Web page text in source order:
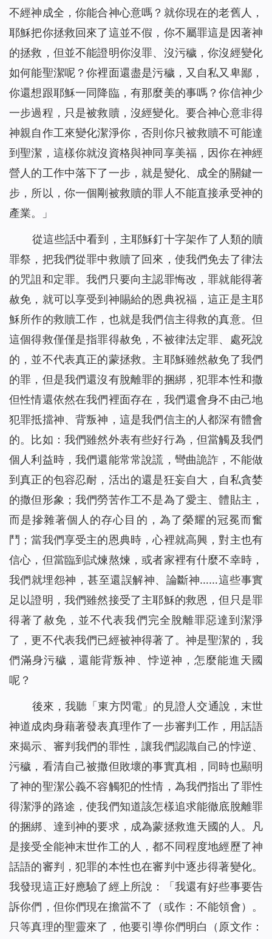
不經神成全，你能合神心意嗎？就你現在的老舊人，
耶穌把你拯救回來了這並不假，你不屬罪這是因著神
的拯救，但並不能證明你沒罪、沒污穢，你沒經變化
如何能聖潔呢？你裡面還盡是污穢，又自私又卑鄙，
你還想跟耶穌一同降臨，有那麼美的事嗎？你信神少
一步過程，只是被救贖，沒經變化。要合神心意非得
神親自作工來變化潔淨你，否則你只被救贖不可能達
到聖潔，這樣你就沒資格與神同享美福，因你在神經
營人的工作中落下了一步，就是變化、成全的關鍵一
步，所以，你一個剛被救贖的罪人不能直接承受神的
產業。
」
從這些話中看到，主耶穌釘十字架作了人類的贖
罪祭，把我們從罪中救贖了回來，使我們免去了律法
的咒詛和定罪。我們只要向主認罪悔改，罪就能得著
赦免，就可以享受到神賜給的恩典祝福，這正是主耶
穌所作的救贖工作，也就是我們信主得救的真意。但
這個得救僅僅是指罪得赦免，不被律法定罪、處死說
的，並不代表真正的蒙拯救。主耶穌雖然赦免了我們
的罪，但是我們還沒有脫離罪的捆綁，犯罪本性和撒
但性情還依然在我們裡面存在，我們還會身不由己地
犯罪抵擋神、背叛神，這是我們信主的人都深有體會
的。比如：我們雖然外表有些好行為，但當觸及我們
個人利益時，我們還能常常說謊，彎曲詭詐，不能做
到真正的包容忍耐，活出的還是狂妄自大，自私貪婪
的撒但形象；我們勞苦作工不是為了愛主、體貼主，
而是摻雜著個人的存心目的，為了榮耀的冠冕而奮
鬥；當我們享受主的恩典時，心裡就高興，對主也有
信心，但當臨到試煉熬煉，或者家裡有什麼不幸時，
我們就埋怨神，甚至還誤解神、論斷神……這些事實
足以證明，我們雖然接受了主耶穌的救恩，但只是罪
得著了赦免，並不代表我們完全脫離罪惡達到潔淨
了，更不代表我們已經被神得著了。神是聖潔的，我
們滿身污穢，還能背叛神、悖逆神，怎麼能進天國
呢？
後來，我聽「東方閃電」的見證人交通說，末世
神道成肉身藉著發表真理作了一步審判工作，用話語
來揭示、審判我們的罪性，讓我們認識自己的悖逆、
污穢，看清自己被撒但敗壞的事實真相，同時也顯明
了神的聖潔公義不容觸犯的性情，為我們指出了罪性
得潔淨的路途，使我們知道該怎樣追求能徹底脫離罪
的捆綁、達到神的要求，成為蒙拯救進天國的人。凡
是接受全能神末世作工的人，都不同程度地經歷了神
話語的審判，犯罪的本性也在審判中逐步得著變化。
我發現這正好應驗了經上所說：「 我還有好些事要告
訴你們，但你們現在擔當不了（或作：不能領會）。
只等真理的聖靈來了，他要引導你們明白（原文作：